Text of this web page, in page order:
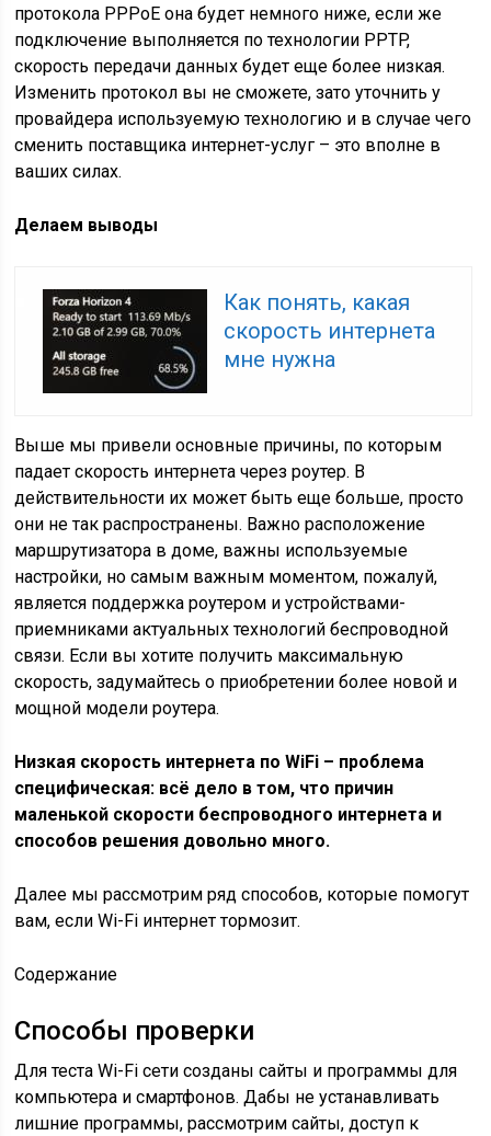
протокола PPPoE она будет немного ниже, если же
подключение выполняется по технологии PPTP,
скорость передачи данных будет еще более низкая.
Изменить протокол вы не сможете, зато уточнить у
провайдера используемую технологию и в случае чего
сменить поставщика интернет-услуг – это вполне в
ваших силах.
Делаем выводы
Как понять, какая
скорость интернета
мне нужна
Выше мы привели основные причины, по которым
падает скорость интернета через роутер. В
действительности их может быть еще больше, просто
они не так распространены. Важно расположение
маршрутизатора в доме, важны используемые
настройки, но самым важным моментом, пожалуй,
является поддержка роутером и устройствами-
приемниками актуальных технологий беспроводной
связи. Если вы хотите получить максимальную
скорость, задумайтесь о приобретении более новой и
мощной модели роутера.
Низкая скорость интернета поWiFi – проблема
специфическая: всё дело в том, что причин
маленькой скорости беспроводного интернета и
способов решения довольно много.
Далее мы рассмотрим ряд способов, которые помогут
вам, если Wi-Fi интернет тормозит.
Содержание
Способы проверки
Для теста Wi-Fi сети созданы сайты и программы для
компьютера и смартфонов. Дабы не устанавливать
лишние программы, рассмотрим сайты, доступ к